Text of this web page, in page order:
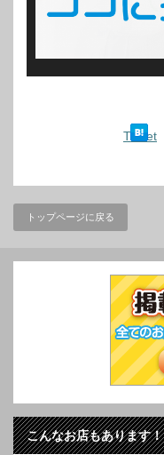
Tweet
トップページに戻る
こんなお店もあります！